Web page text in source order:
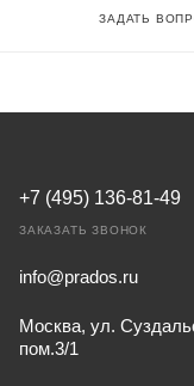
ЗАДАТЬ
+7 (495) 136-81-49
ЗАКАЗАТЬ ЗВОНОК
info@prados.ru
Москва, ул.
пом.3/1